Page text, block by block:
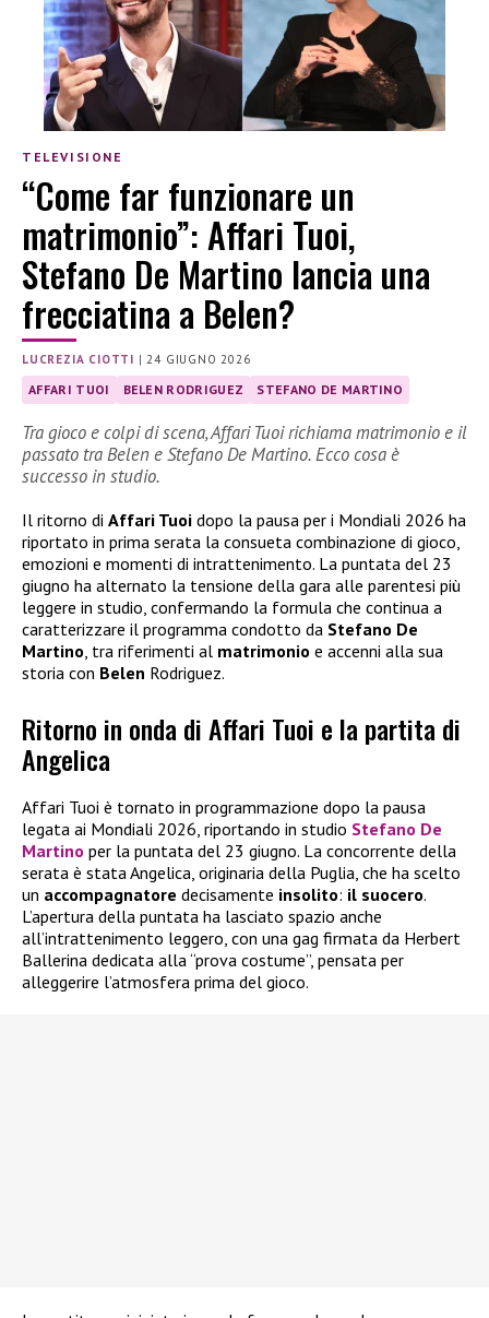
TELEVISIONE
“Come far funzionare un
matrimonio”: Affari Tuoi,
Stefano De Martino lancia una
frecciatina a Belen?
LUCREZIA CIOTTI | 24 GIUGNO 2026
AFFARI TUOI BELEN RODRIGUEZ STEFANO DE MARTINO
Tra gioco e colpi di scena, Affari Tuoi richiama matrimonio e il
passato tra Belen e Stefano De Martino. Ecco cosa è
successo in studio.
Il ritorno di Affari Tuoi dopo la pausa per i Mondiali 2026 ha
riportato in prima serata la consueta combinazione di gioco,
emozioni e momenti di intrattenimento. La puntata del 23
giugno ha alternato la tensione della gara alle parentesi più
leggere in studio, confermando la formula che continua a
caratterizzare il programma condotto da Stefano De
Martino, tra riferimenti al matrimonio e accenni alla sua
storia con Belen Rodriguez.
Ritorno in onda di Affari Tuoi e la partita di
Angelica
Affari Tuoi è tornato in programmazione dopo la pausa
legata ai Mondiali 2026, riportando in studio Stefano De
Martino per la puntata del 23 giugno. La concorrente della
serata è stata Angelica, originaria della Puglia, che ha scelto
un accompagnatore decisamente insolito: il suocero.
L’apertura della puntata ha lasciato spazio anche
all’intrattenimento leggero, con una gag firmata da Herbert
Ballerina dedicata alla “prova costume”, pensata per
alleggerire l’atmosfera prima del gioco.